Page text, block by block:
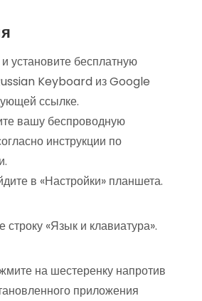
установите бесплатную
Keyboard из Google
ссылке.
вашу беспроводную
инструкции по
в «Настройки» планшета.
строку «Язык и клавиатура».
на шестеренку напротив
приложения